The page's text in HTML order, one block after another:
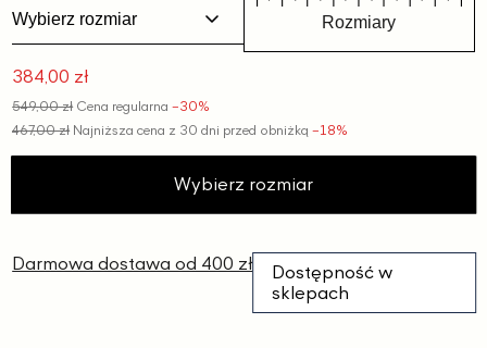
Wybierz rozmiar Rozmiary
Cena
promocyjna
384,00 zł
549,00 zł Cena regularna −30%
467,00 złNajniższa cena z 30 dni przed obniżką−18%
Wybierz rozmiar
Darmowa dostawa od 400 zł
Dostępność w
sklepach